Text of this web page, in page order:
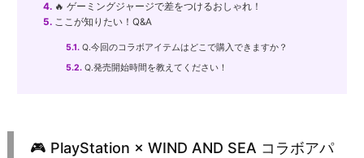
4. 🔥 ゲーミングジャージで差をつけるおしゃれ！
5. ここが知りたい！Q&A
5.1. Q.今回のコラボアイテムはどこで購入できますか？
5.2. Q.発売開始時間を教えてください！
🎮 PlayStation × WIND AND SEA コラボアパ